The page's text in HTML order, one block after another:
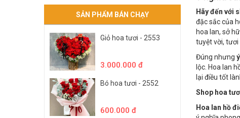
3.000.000 đ
Ý nghĩa
Hãy đến với
đặc sắc của
hoa lan, sở
tuyệt vời,
Đúng nhưng
lộc. Hoa lan
lại điều tốt
Shop hoa